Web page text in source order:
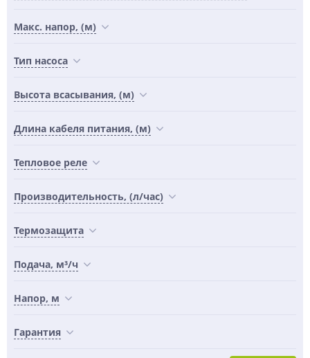
Макс. напор, (м)
Тип насоса
Высота всасывания, (м)
Длина кабеля питания, (м)
Тепловое реле
Производительность, (л/час)
Термозащита
Подача, м³/ч
Напор, м
Гарантия